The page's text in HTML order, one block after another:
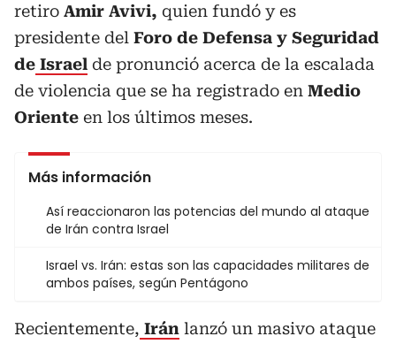
retiro Amir Avivi, quien fundó y es
presidente del Foro de Defensa y Seguridad
de Israel de pronunció acerca de la escalada
de violencia que se ha registrado en Medio
Oriente en los últimos meses.
Más información
Así reaccionaron las potencias del mundo al ataque
de Irán contra Israel
Israel vs. Irán: estas son las capacidades militares de
ambos países, según Pentágono
Recientemente, Irán lanzó un masivo ataque